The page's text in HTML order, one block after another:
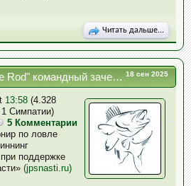
Читать дальше...
18 сен 2025
Турнир "Brothers of the Rod" командный зачет 20.09.2025
13:58 (4.328
Симпатии)
5 Комментарии
по ловле
при поддержке
(jpsnasti.ru)